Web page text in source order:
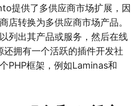
提供了多供应商市场扩展，因
店转换为多供应商市场产品。
列出其产品或服务，然后在线
拥有一个活跃的插件开发社
PHP框架，例如Laminas和